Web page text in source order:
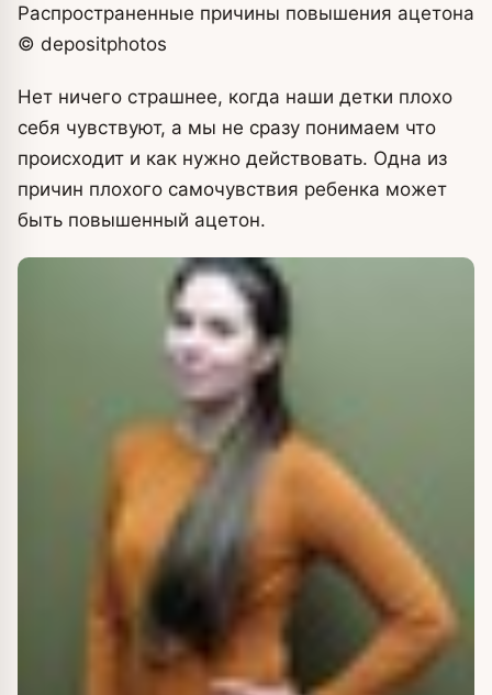
Распространенные причины повышения ацетона
© depositphоtos
Нет ничего страшнее, когда наши детки плохо
себя чувствуют, а мы не сразу понимаем что
происходит и как нужно действовать. Одна из
причин плохого самочувствия ребенка может
быть повышенный ацетон.